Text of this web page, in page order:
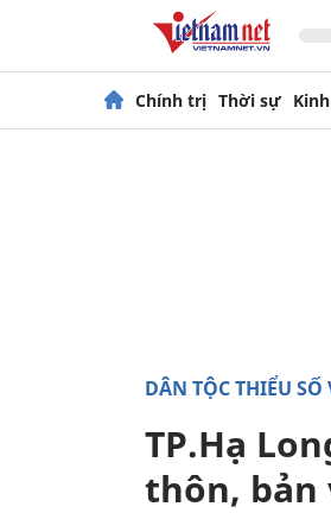
Chính trị Thời sự
DÂN TỘC THIỂU
TP.Hạ
thôn, bản